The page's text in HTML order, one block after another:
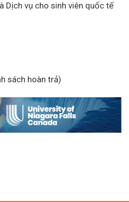
Dịch vụ cho sinh viên quốc tế
sách hoàn trả)